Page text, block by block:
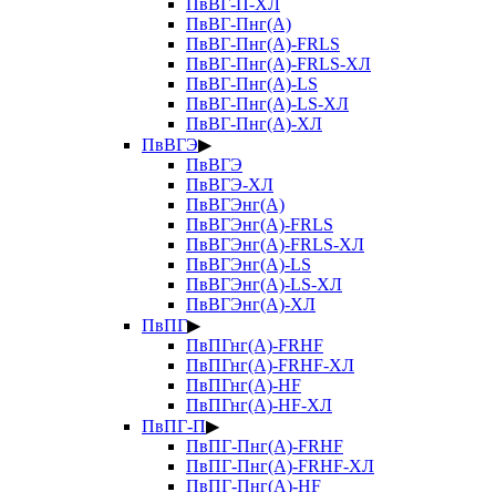
ПвВГ-П-ХЛ
ПвВГ-Пнг(А)
ПвВГ-Пнг(А)-FRLS
ПвВГ-Пнг(А)-FRLS-ХЛ
ПвВГ-Пнг(А)-LS
ПвВГ-Пнг(А)-LS-ХЛ
ПвВГ-Пнг(А)-ХЛ
ПвВГЭ▶
ПвВГЭ
ПвВГЭ-ХЛ
ПвВГЭнг(А)
ПвВГЭнг(А)-FRLS
ПвВГЭнг(А)-FRLS-ХЛ
ПвВГЭнг(А)-LS
ПвВГЭнг(А)-LS-ХЛ
ПвВГЭнг(А)-ХЛ
ПвПГ▶
ПвПГнг(А)-FRHF
ПвПГнг(А)-FRHF-ХЛ
ПвПГнг(А)-HF
ПвПГнг(А)-HF-ХЛ
ПвПГ-П▶
ПвПГ-Пнг(А)-FRHF
ПвПГ-Пнг(А)-FRHF-ХЛ
ПвПГ-Пнг(А)-HF